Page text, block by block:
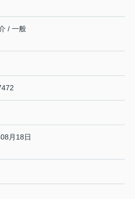
/ 一般
月18日